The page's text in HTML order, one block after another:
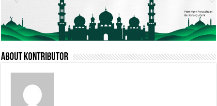
About Kontributor